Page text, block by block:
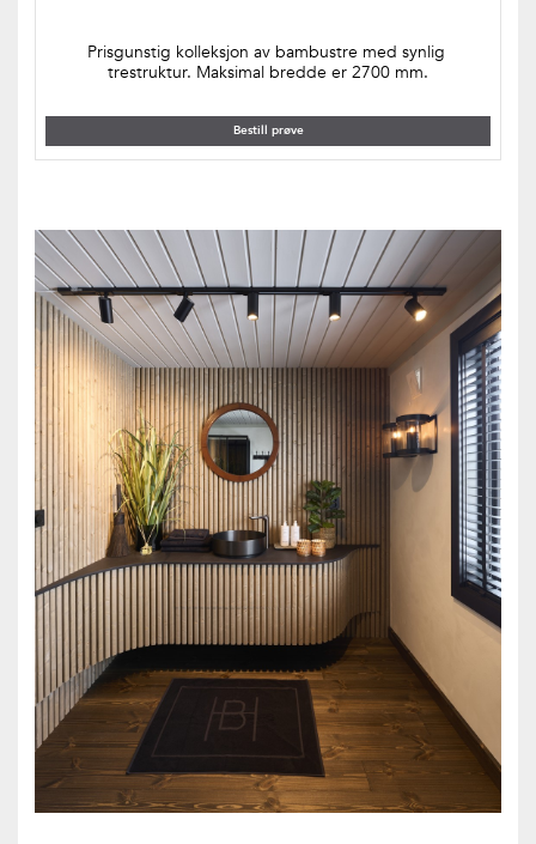
Prisgunstig kolleksjon av bambustre med synlig
trestruktur. Maksimal bredde er 2700 mm.
Bestill prøve